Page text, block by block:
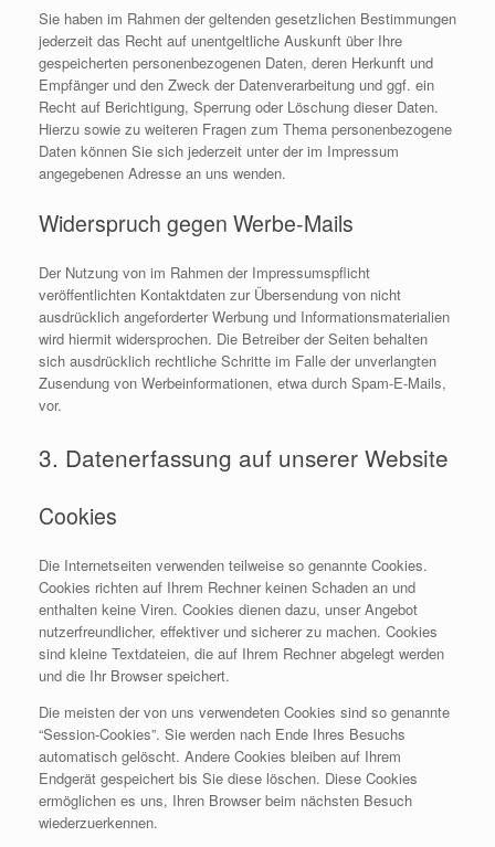
Sie haben im Rahmen der geltenden gesetzlichen Bestimmungen
jederzeit das Recht auf unentgeltliche Auskunft über Ihre
gespeicherten personenbezogenen Daten, deren Herkunft und
Empfänger und den Zweck der Datenverarbeitung und ggf. ein
Recht auf Berichtigung, Sperrung oder Löschung dieser Daten.
Hierzu sowie zu weiteren Fragen zum Thema personenbezogene
Daten können Sie sich jederzeit unter der im Impressum
angegebenen Adresse an uns wenden.
Widerspruch gegen Werbe-Mails
Der Nutzung von im Rahmen der Impressumspflicht
veröffentlichten Kontaktdaten zur Übersendung von nicht
ausdrücklich angeforderter Werbung und Informationsmaterialien
wird hiermit widersprochen. Die Betreiber der Seiten behalten
sich ausdrücklich rechtliche Schritte im Falle der unverlangten
Zusendung von Werbeinformationen, etwa durch Spam-E-Mails,
vor.
3. Datenerfassung auf unserer Website
Cookies
Die Internetseiten verwenden teilweise so genannte Cookies.
Cookies richten auf Ihrem Rechner keinen Schaden an und
enthalten keine Viren. Cookies dienen dazu, unser Angebot
nutzerfreundlicher, effektiver und sicherer zu machen. Cookies
sind kleine Textdateien, die auf Ihrem Rechner abgelegt werden
und die Ihr Browser speichert.
Die meisten der von uns verwendeten Cookies sind so genannte
“Session-Cookies”. Sie werden nach Ende Ihres Besuchs
automatisch gelöscht. Andere Cookies bleiben auf Ihrem
Endgerät gespeichert bis Sie diese löschen. Diese Cookies
ermöglichen es uns, Ihren Browser beim nächsten Besuch
wiederzuerkennen.